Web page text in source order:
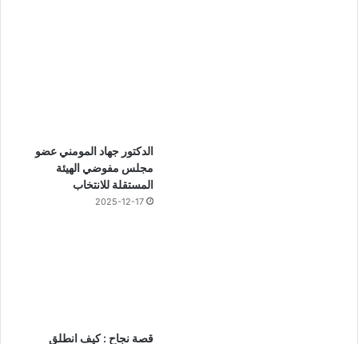
الدكتور جهاد المومني عضو
مجلس مفوضي الهيئة
المستقلة للانتخاب
2025-12-17
قصة نجاح : كيف انطلق